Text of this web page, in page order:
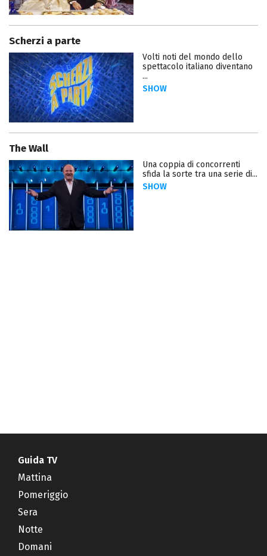
Scherzi a parte
Volti noti del mondo dello
spettacolo italiano diventano
...
SHOW
The Wall
Una coppia di concorrenti
sfida la sorte tra una serie di...
SHOW
Guida TV
Mattina
Pomeriggio
Sera
Notte
Domani